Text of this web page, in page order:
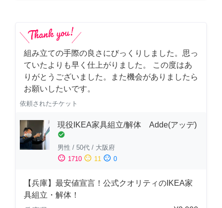
組み立ての手際の良さにびっくりしました。思っ
ていたよりも早く仕上がりました。 この度はあ
りがとうございました。また機会がありましたら
お願いしたいです。
依頼されたチケット
現役IKEA家具組立/解体 Adde(アッデ)
check_circle
男性 / 50代 / 大阪府
sentiment_satisfied 1710 sentiment_neutral 11 sentiment_dissatisfied 0
【兵庫】最安値宣言！公式クオリティのIKEA家
具組立・解体！